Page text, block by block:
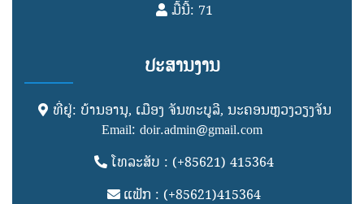
ມື້ນີ້: 71
ປະສານງານ
ທີ່ຢູ່: ບ້ານອານຸ, ເມືອງ ຈັນທະບູລີ, ນະຄອນຫຼວງວຽງຈັນ
Email: doir.admin@gmail.com
ໂທລະສັບ : (+85621) 415364
ແຟັກ : (+85621)415364